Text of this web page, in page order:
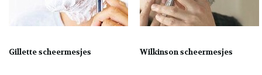
Gillette scheermesjes Wilkinson scheermesjes